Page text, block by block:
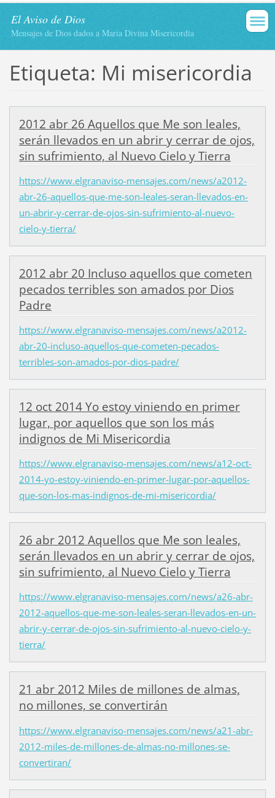
El Aviso de Dios
Mensajes de Dios dados a María Divina Misericordia
Etiqueta: Mi misericordia
2012 abr 26 Aquellos que Me son leales,
serán llevados en un abrir y cerrar de ojos,
sin sufrimiento, al Nuevo Cielo y Tierra
https://www.elgranaviso-mensajes.com/news/a2012-
abr-26-aquellos-que-me-son-leales-seran-llevados-en-
un-abrir-y-cerrar-de-ojos-sin-sufrimiento-al-nuevo-
cielo-y-tierra/
2012 abr 20 Incluso aquellos que cometen
pecados terribles son amados por Dios
Padre
https://www.elgranaviso-mensajes.com/news/a2012-
abr-20-incluso-aquellos-que-cometen-pecados-
terribles-son-amados-por-dios-padre/
12 oct 2014 Yo estoy viniendo en primer
lugar, por aquellos que son los más
indignos de Mi Misericordia
https://www.elgranaviso-mensajes.com/news/a12-oct-
2014-yo-estoy-viniendo-en-primer-lugar-por-aquellos-
que-son-los-mas-indignos-de-mi-misericordia/
26 abr 2012 Aquellos que Me son leales,
serán llevados en un abrir y cerrar de ojos,
sin sufrimiento, al Nuevo Cielo y Tierra
https://www.elgranaviso-mensajes.com/news/a26-abr-
2012-aquellos-que-me-son-leales-seran-llevados-en-un-
abrir-y-cerrar-de-ojos-sin-sufrimiento-al-nuevo-cielo-y-
tierra/
21 abr 2012 Miles de millones de almas,
no millones, se convertirán
https://www.elgranaviso-mensajes.com/news/a21-abr-
2012-miles-de-millones-de-almas-no-millones-se-
convertiran/